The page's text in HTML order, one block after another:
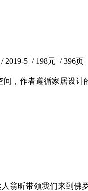
2019-5 / 198元 / 396页
，作者遵循家居设
翁昕带领我们来到